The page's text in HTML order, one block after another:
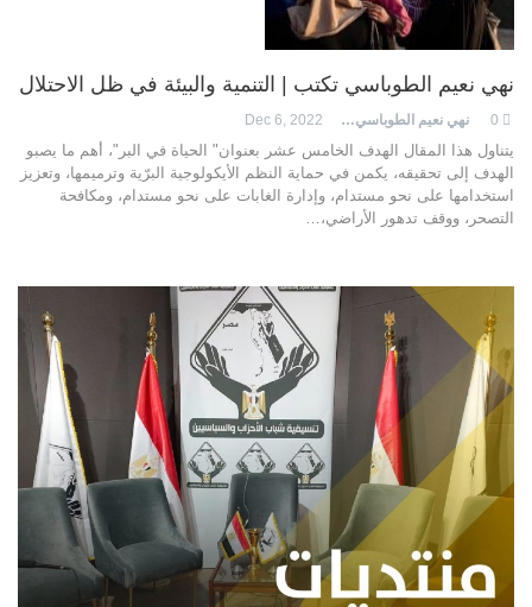
نهي نعيم الطوباسي تكتب | التنمية والبيئة في ظل الاحتلال
نهي نعيم الطوباسي Dec 6, 2022
يتناول هذا المقال الهدف الخامس عشر بعنوان" الحياة في البر"، أهم ما يصبو
الهدف إلى تحقيقه، يكمن في حماية النظم الأيكولوجية البرّية وترميمها، وتعزيز
استخدامها على نحو مستدام، وإدارة الغابات على نحو مستدام، ومكافحة
التصحر، ووقف تدهور الأراضي،…